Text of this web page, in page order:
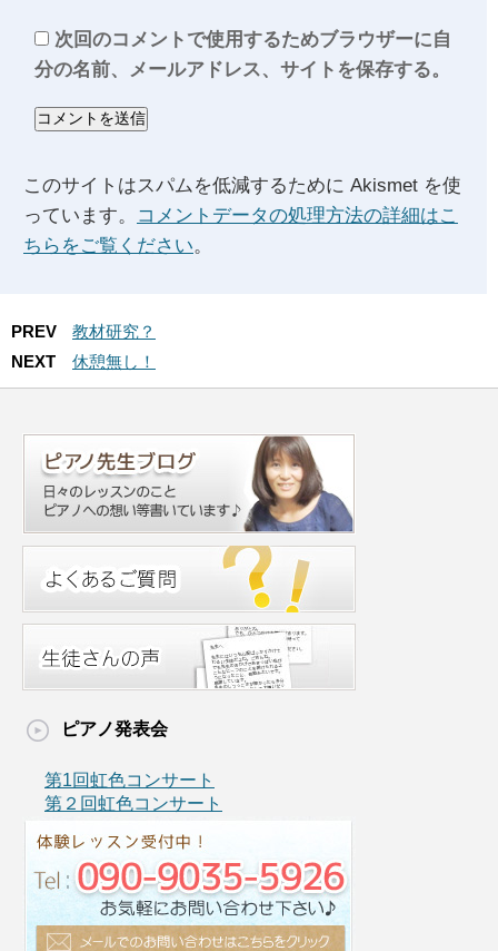
次回のコメントで使用するためブラウザーに自
分の名前、メールアドレス、サイトを保存する。
このサイトはスパムを低減するために Akismet を使
っています。
コメントデータの処理方法の詳細はこ
ちらをご覧ください。
PREV
教材研究？
NEXT
休憩無し！
ピアノ発表会
第1回虹色コンサート
第２回虹色コンサート